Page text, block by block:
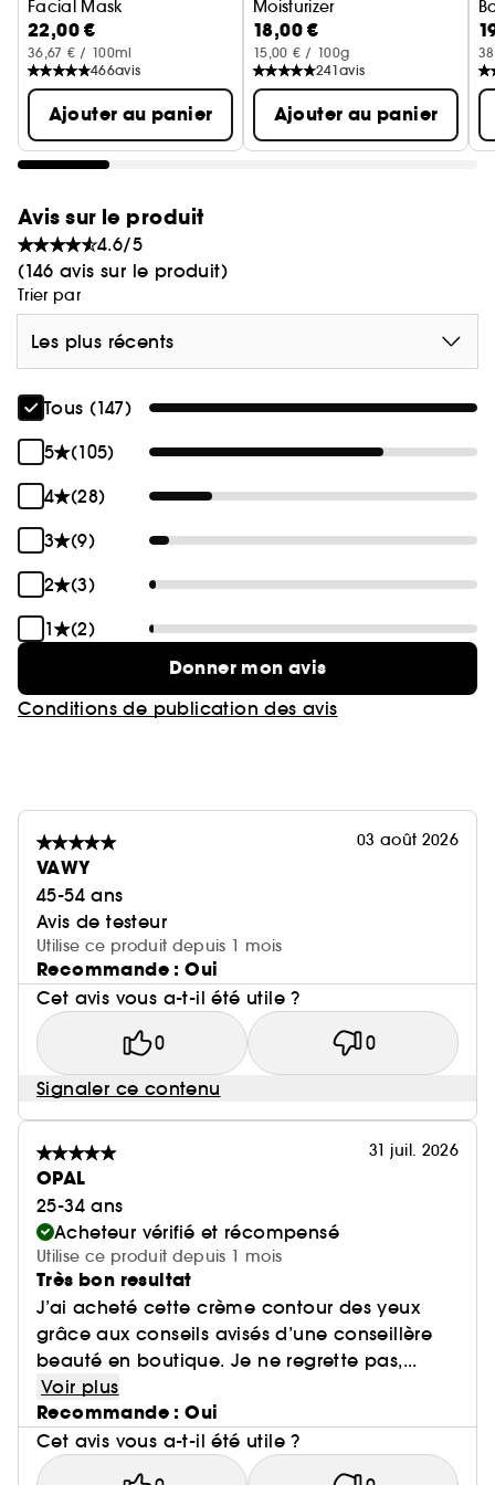
Testé et approuvé par les dermatologues, non
comédogène, sans alcool ni parfum.
Facial Mask
Masque Bio-Collagen Radiance
22,00 €
36,67 € / 100ml
466avis
Ajouter au panier
Moisturizer
Crème hydratante anti
18,00 €
15,00 € / 100g
241avis
Ajouter au panier
Avis sur le produit
4.6/5
(146 avis sur le produit)
Trier par
Les plus récents
Tous (147)
5
(105)
4
(28)
3
(9)
2
(3)
1
(2)
Donner mon avis
Conditions de publication des avis
03 août 2026
VAWY
45-54 ans
Avis de testeur
Utilise ce produit depuis 1 mois
Recommande : Oui
Cet avis vous a-t-il été utile ?
0 0
Signaler ce contenu
31 juil. 2026
OPAL
25-34 ans
Acheteur vérifié et récompensé
Utilise ce produit depuis 1 mois
Très bon resultat
J’ai acheté cette crème contour des yeux
grâce aux conseils avisés d’une conseillère
beauté en boutique. Je ne regrette pas,...
Voir plus
Recommande : Oui
Cet avis vous a-t-il été utile ?